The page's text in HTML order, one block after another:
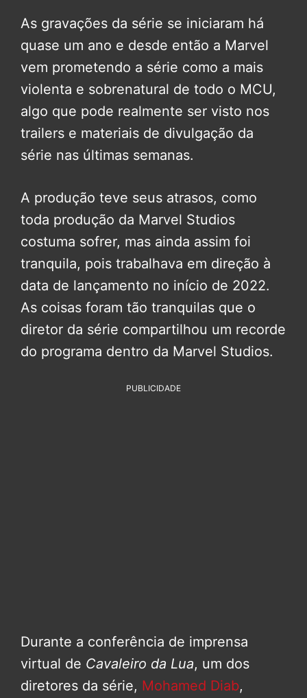
As gravações da série se iniciaram há
quase um ano e desde então a Marvel
vem prometendo a série como a mais
violenta e sobrenatural de todo o MCU,
algo que pode realmente ser visto nos
trailers e materiais de divulgação da
série nas últimas semanas.
A produção teve seus atrasos, como
toda produção da Marvel Studios
costuma sofrer, mas ainda assim foi
tranquila, pois trabalhava em direção à
data de lançamento no início de 2022.
As coisas foram tão tranquilas que o
diretor da série compartilhou um recorde
do programa dentro da Marvel Studios.
PUBLICIDADE
Durante a conferência de imprensa
virtual de Cavaleiro da Lua, um dos
diretores da série, Mohamed Diab,